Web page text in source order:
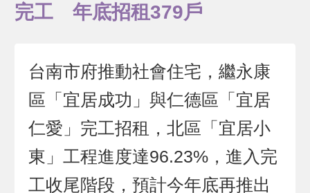
完工 年底招租379戶
台南市府推動社會住宅，繼永康
區「宜居成功」與仁德區「宜居
仁愛」完工招租，北區「宜居小
東」工程進度達96.23%，進入完
工收尾階段，預計今年底再推出